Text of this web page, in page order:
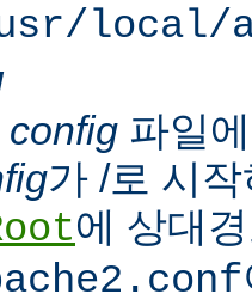
local/
config 파일
가 /로 시
에 상대